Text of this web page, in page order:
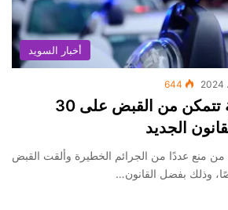
أخبار السويد
644
الشرطة السويدية تتمكن من القبض على 30
الجديد
منع عددًا من الجرائم الخطيرة وألقت القبض